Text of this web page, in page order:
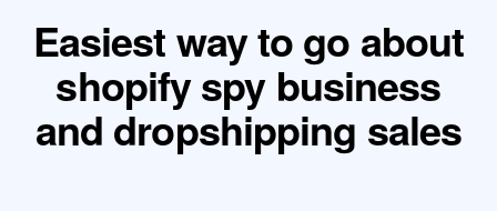
Easiest way to go about
shopify spy business
and dropshipping sales